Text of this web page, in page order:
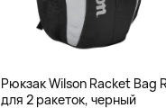
Рюкзак Wilson Racket Bag
для 2 ракеток, черный